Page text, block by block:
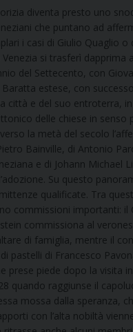
diventa presto uno
che puntano ad
i casi di Giulio Quaglio
Venezia si trasferì dapprima
del Settecento, con
estese, con
città e del suo entroterra,
delle chiese in senso
la metà del secolo
Bainville, di Antonio
e di Johann Michael
Su questo
qualificate. Tra
commissioni importanti: il
commissiona al
di famiglia, mentre il
pastelli di Francesco
prese piede dopo la visita
quando raggiunse il
mossa dalla speranza,
con l’alta nobiltà